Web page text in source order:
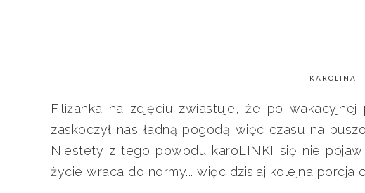
KAROLINA -
Filiżanka na zdjęciu zwiastuje, że po
zaskoczył nas ładną pogodą więc czasu na
Niestety z tego powodu karoLINKI się nie
życie wraca do normy... więc dzisiaj kolejna porcja